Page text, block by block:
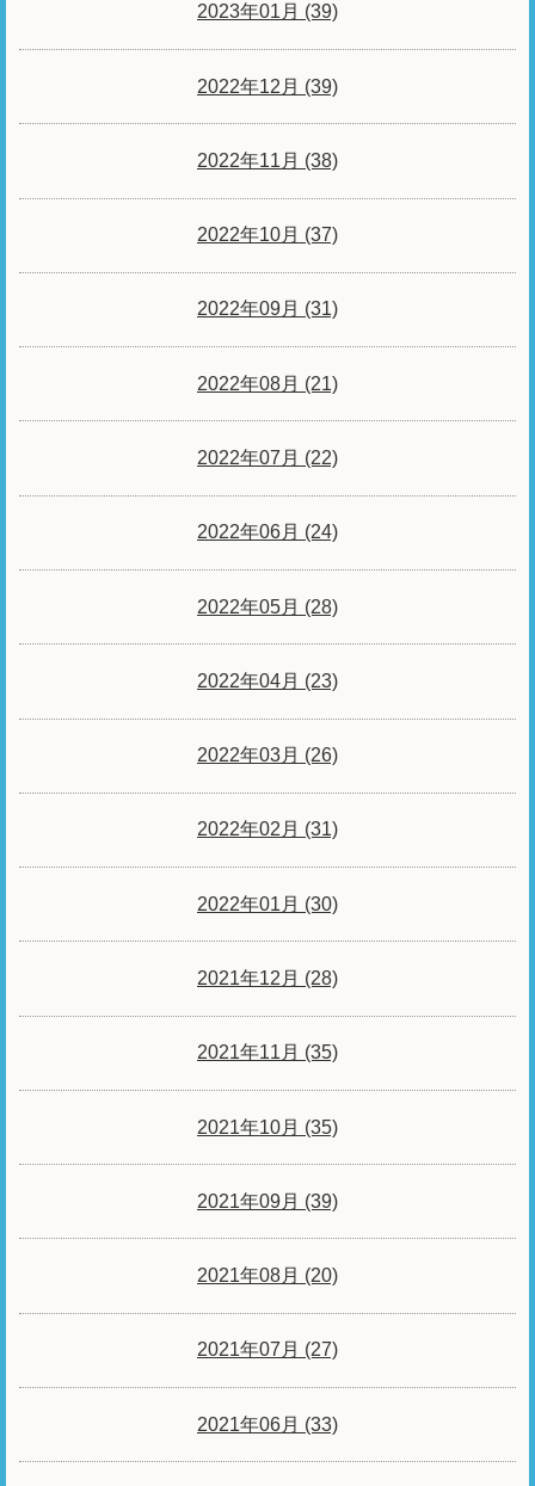
2023年01月 (39)
2022年12月 (39)
2022年11月 (38)
2022年10月 (37)
2022年09月 (31)
2022年08月 (21)
2022年07月 (22)
2022年06月 (24)
2022年05月 (28)
2022年04月 (23)
2022年03月 (26)
2022年02月 (31)
2022年01月 (30)
2021年12月 (28)
2021年11月 (35)
2021年10月 (35)
2021年09月 (39)
2021年08月 (20)
2021年07月 (27)
2021年06月 (33)